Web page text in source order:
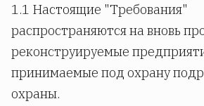
1.1 Настоящие "Требования"
распространяются на вновь
реконструируемые
принимаемые под охрану
охраны.